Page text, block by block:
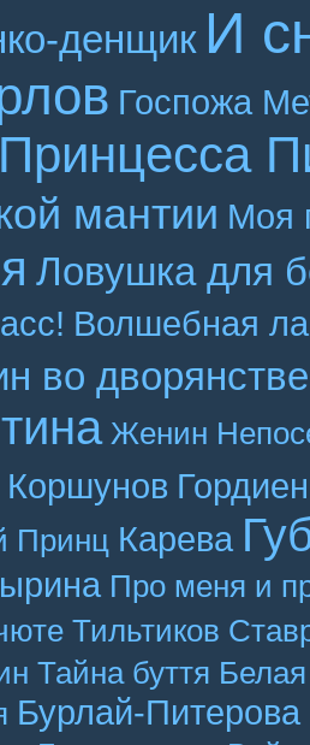
денщик И
Госпожа
Принцесса
мантии Моя
Ловушка для
Волшебная
во дворянстве
Женин
Коршунов
Принц Карева
Про меня и
Тильтиков
Тайна буття
Бурлай-Питерова